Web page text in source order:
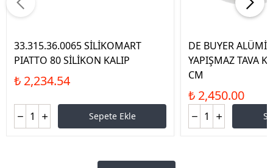
33.315.36.0065 SİLİKOMART
PIATTO 80 SİLİKON KALIP
₺ 2,234.54
Sepete Ekle
DE BUYER
YAPIŞMAZ TAVA
CM
₺ 2,450.00